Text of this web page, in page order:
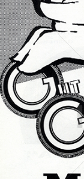
SEMPERIT